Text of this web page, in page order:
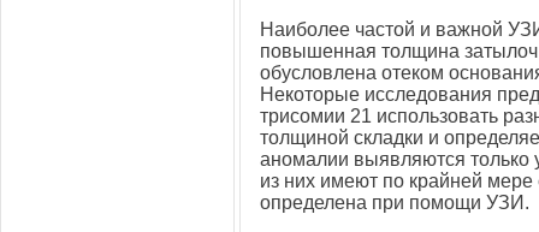
Наиболее частой и важной
повышенная толщина
обусловлена отеком
Некоторые исследования
трисомии 21 использовать
толщиной складки и
аномалии выявляются только
из них имеют по крайней
определена при помощи УЗИ.